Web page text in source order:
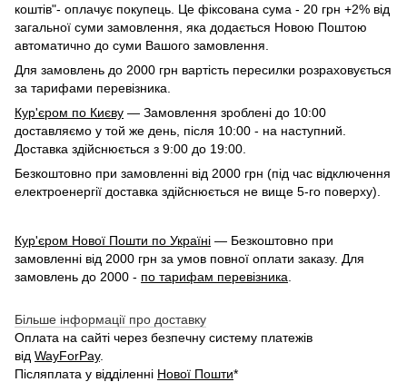
коштів"- оплачує покупець. Це фіксована сума - 20 грн +2% від
загальної суми замовлення, яка додається Новою Поштою
автоматично до суми Вашого замовлення.
Для замовлень до 2000 грн вартість пересилки розраховується
за тарифами перевізника.
Кур'єром по Києву — Замовлення зроблені до 10:00
доставляємо у той же день, після 10:00 - на наступний.
Доставка здійснюється з 9:00 до 19:00.
Безкоштовно при замовленні від 2000 грн (під час відключення
електроенергії доставка здійснюється не вище 5-го поверху).
Кур'єром Нової Пошти по Україні — Безкоштовно при
замовленні від 2000 грн за умов повної оплати заказу. Для
замовлень до 2000 - по тарифам перевізника
Більше інформації про доставку
Оплата на сайті через безпечну систему платежів
від WayForPay.
Післяплата у відділенні Нової Пошти*